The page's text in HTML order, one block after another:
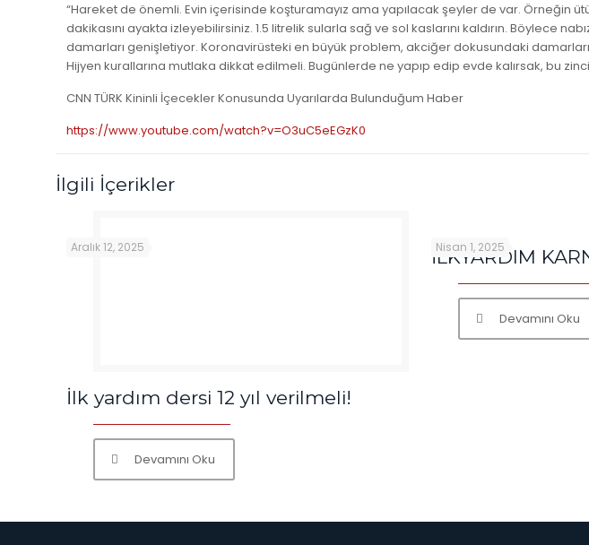
“Hareket de önemli. Evin içerisinde koşturamayız ama yapılacak şeyler de var. Örneğin
dakikasını ayakta izleyebilirsiniz. 1.5 litrelik sularla sağ ve sol kaslarını kaldırın. Böylece
damarları genişletiyor. Koronavirüsteki en büyük problem, akciğer dokusundaki
Hijyen kurallarına mutlaka dikkat edilmeli. Bugünlerde ne yapıp edip evde kalırsak, bu
CNN TÜRK Kininli İçecekler Konusunda Uyarılarda Bulunduğum Haber
https://www.youtube.com/watch?v=O3uC5eEGzK0
İlgili İçerikler
Aralık 12, 2025
İlk yardım dersi 12 yıl verilmeli!
Devamını Oku
Nisan 1, 2025
İLKYARDIM
Devamını Oku